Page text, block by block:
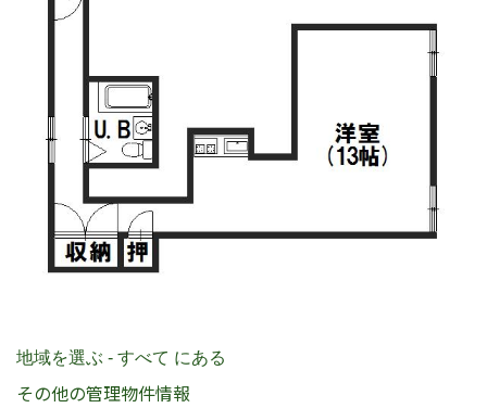
地域を選ぶ - すべて にある
その他の管理物件情報